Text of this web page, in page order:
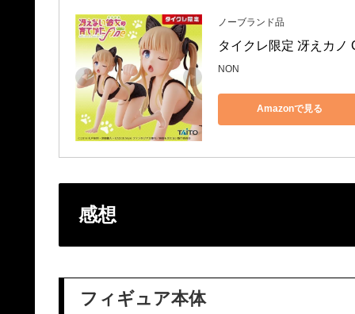
ノーブランド品
タイクレ限定 冴えカノ
NON
Amazonで見る
感想
フィギュア本体